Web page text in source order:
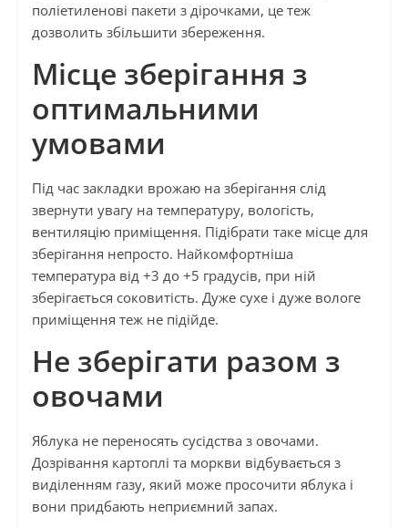
поліетиленові пакети з дірочками, це теж
дозволить збільшити збереження.
Місце зберігання з
оптимальними
умовами
Під час закладки врожаю на зберігання слід
звернути увагу на температуру, вологість,
вентиляцію приміщення. Підібрати таке місце для
зберігання непросто. Найкомфортніша
температура від +3 до +5 градусів, при ній
зберігається соковитість. Дуже сухе і дуже вологе
приміщення теж не підійде.
Не зберігати разом з
овочами
Яблука не переносять сусідства з овочами.
Дозрівання картоплі та моркви відбувається з
виділенням газу, який може просочити яблука і
вони придбають неприємний запах.